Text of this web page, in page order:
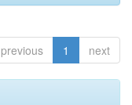
previous 1 next